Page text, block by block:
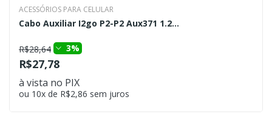
ACESSÓRIOS PARA CELULAR
Cabo Auxiliar I2go P2-P2 Aux371 1.2...
R$28,64 3%
R$27,78
à vista no PIX
ou 10x de R$2,86 sem juros